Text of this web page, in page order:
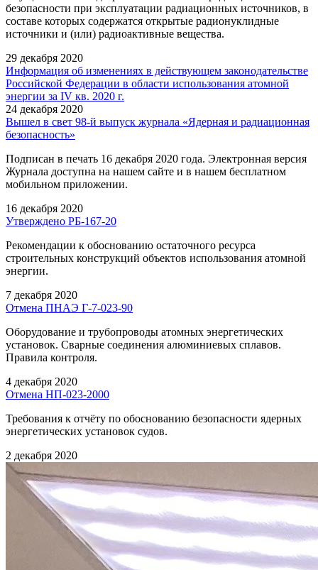
безопасности при эксплуатации радиационных источников, в
составе которых содержатся открытые радионуклидные
источники и (или) радиоактивные вещества.
29 декабря 2020
Информация об изменениях в действующем законодательстве
Российской Федерации в области использования атомной
энергии за IV кв. 2020 г.
24 декабря 2020
Вышел в свет 98-й выпуск журнала «Ядерная и радиационная
безопасность»
Подписан в печать 16 декабря 2020 года. Электронная версия
Журнала доступна на нашем сайте и в нашем бесплатном
мобильном приложении.
16 декабря 2020
Утверждено РБ-167-20
Рекомендации к обоснованию остаточного ресурса
строительных конструкций объектов использования атомной
энергии.
7 декабря 2020
Отмена ПНАЭ Г-7-023-90
Оборудование и трубопроводы атомных энергетических
установок. Сварные соединения алюминиевых сплавов.
Правила контроля.
4 декабря 2020
Отмена НП-023-2000
Требования к отчёту по обоснованию безопасности ядерных
энергетических установок судов.
2 декабря 2020